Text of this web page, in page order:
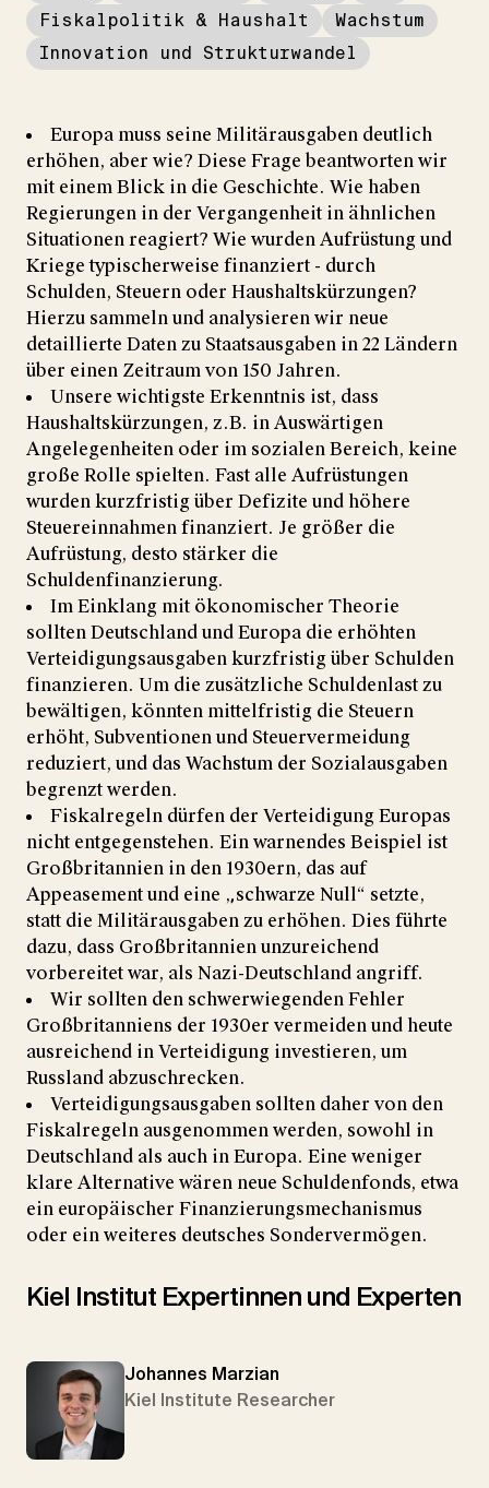
Fiskalpolitik & Haushalt
Wachstum
Innovation und Strukturwandel
Europa muss seine Militärausgaben deutlich
erhöhen, aber wie? Diese Frage beantworten wir
mit einem Blick in die Geschichte. Wie haben
Regierungen in der Vergangenheit in ähnlichen
Situationen reagiert? Wie wurden Aufrüstung und
Kriege typischerweise finanziert - durch
Schulden, Steuern oder Haushaltskürzungen?
Hierzu sammeln und analysieren wir neue
detaillierte Daten zu Staatsausgaben in 22 Ländern
über einen Zeitraum von 150 Jahren.
Unsere wichtigste Erkenntnis ist, dass
Haushaltskürzungen, z.B. in Auswärtigen
Angelegenheiten oder im sozialen Bereich, keine
große Rolle spielten. Fast alle Aufrüstungen
wurden kurzfristig über Defizite und höhere
Steuereinnahmen finanziert. Je größer die
Aufrüstung, desto stärker die
Schuldenfinanzierung.
Im Einklang mit ökonomischer Theorie
sollten Deutschland und Europa die erhöhten
Verteidigungsausgaben kurzfristig über Schulden
finanzieren. Um die zusätzliche Schuldenlast zu
bewältigen, könnten mittelfristig die Steuern
erhöht, Subventionen und Steuervermeidung
reduziert, und das Wachstum der Sozialausgaben
begrenzt werden.
Fiskalregeln dürfen der Verteidigung Europas
nicht entgegenstehen. Ein warnendes Beispiel ist
Großbritannien in den 1930ern, das auf
Appeasement und eine „schwarze Null“ setzte,
statt die Militärausgaben zu erhöhen. Dies führte
dazu, dass Großbritannien unzureichend
vorbereitet war, als Nazi-Deutschland angriff.
Wir sollten den schwerwiegenden Fehler
Großbritanniens der 1930er vermeiden und heute
ausreichend in Verteidigung investieren, um
Russland abzuschrecken.
Verteidigungsausgaben sollten daher von den
Fiskalregeln ausgenommen werden, sowohl in
Deutschland als auch in Europa. Eine weniger
klare Alternative wären neue Schuldenfonds, etwa
ein europäischer Finanzierungsmechanismus
oder ein weiteres deutsches Sondervermögen.
Kiel Institut Expertinnen und Experten
Johannes Marzian
Kiel Institute Researcher